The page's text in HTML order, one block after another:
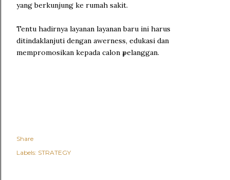
yang berkunjung ke rumah sakit.
Tentu hadirnya layanan layanan baru ini harus
ditindaklanjuti dengan awerness, edukasi dan
mempromosikan kepada calon pelanggan.
Share
Labels: STRATEGY